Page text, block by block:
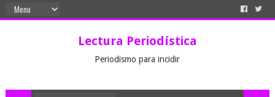
Lectura Periodística
Periodismo para incidir